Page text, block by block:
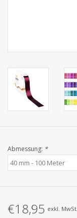
Abmessung: *
€18,95 exkl. MwSt.